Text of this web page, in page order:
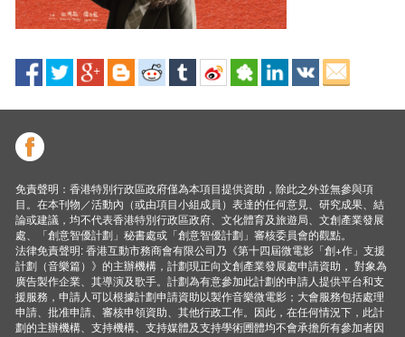
免責聲明：香港特別行政區政府僅為本項目提供資助，除此之外並無參與項
目。在本刊物／活動內（或由項目小組成員）表達的任何意見、研究成果、結
論或建議，均不代表香港特別行政區政府、文化體育及旅遊局、文創產業發展
處、「創意智優計劃」秘書處或「創意智優計劃」審核委員會的觀點。
法律免責聲明: 香港互動市務商會有限公司乃《第十四屆微電影「創+作」支援
計劃（音樂篇）》的主辦機構，計劃現正向文創產業發展處申請資助， 對象為
廣告製作企業、其導演及歌手。計劃為有意參加此計劃的申請人提供平台和支
援服務，申請人可以根據計劃申請資助以製作音樂微電影；大會服務包括處理
申請、批准申請、審核申領資助、其他行政工作。因此，在任何情況下，此計
劃的主辦機構、支持機構、支持媒體及支持學術圑體均不會承擔所有參加者因